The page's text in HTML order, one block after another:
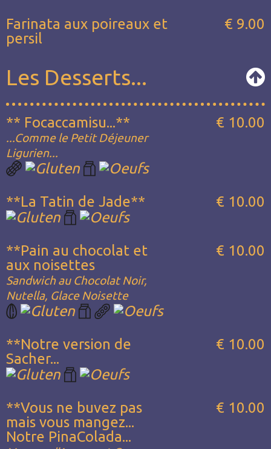
Farinata aux poireaux et
persil
€ 9.00
Les Desserts...
** Focaccamisu...**
...Comme le Petit Déjeuner
Ligurien...
€ 10.00
**La Tatin de Jade** € 10.00
**Pain au chocolat et
aux noisettes
Sandwich au Chocolat Noir,
Nutella, Glace Noisette
€ 10.00
**Notre version de
Sacher...
€ 10.00
**Vous ne buvez pas
mais vous mangez...
Notre PinaColada...
€ 10.00